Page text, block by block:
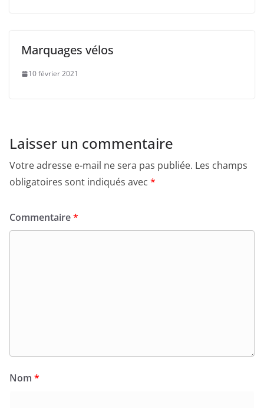
Marquages vélos
10 février 2021
Laisser un commentaire
Votre adresse e-mail ne sera pas publiée. Les champs
obligatoires sont indiqués avec *
Commentaire*
Nom *